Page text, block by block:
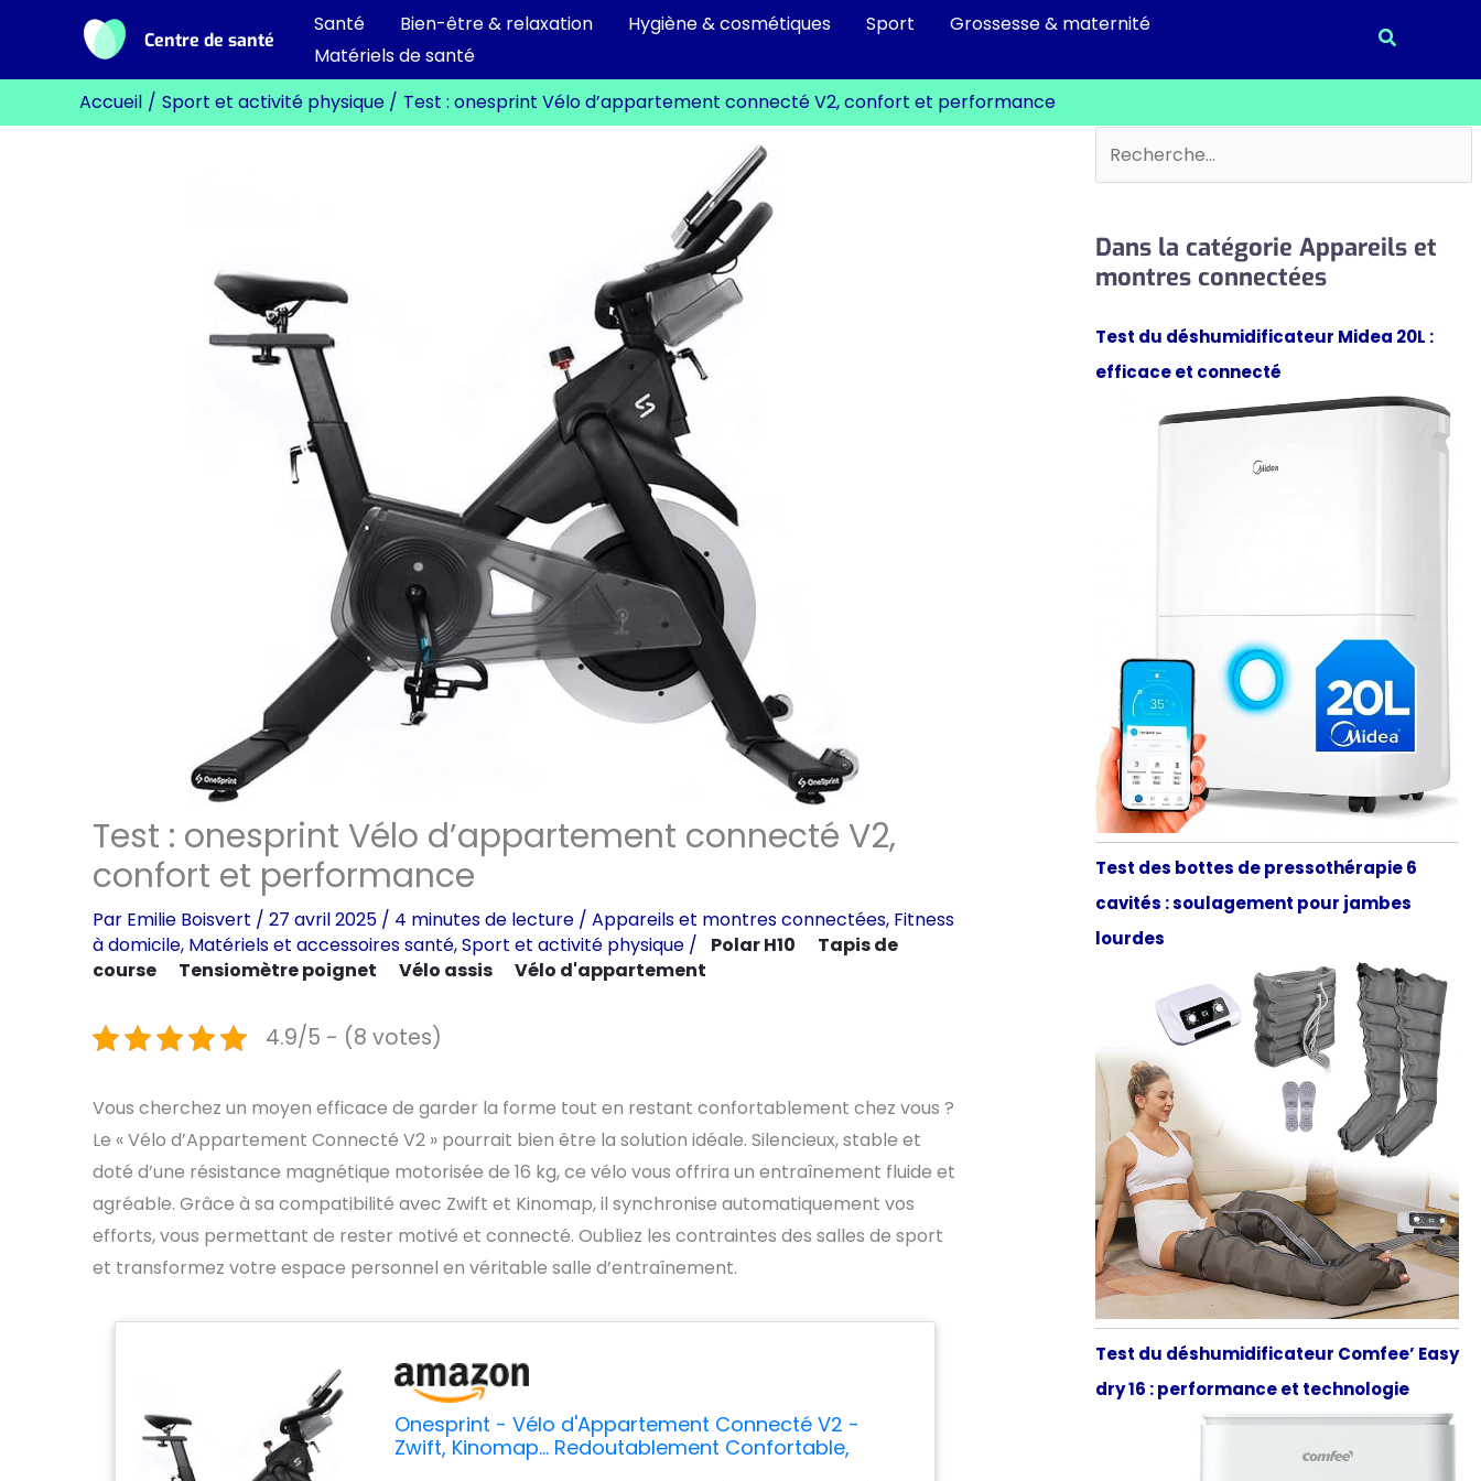
contenu
Centre de santé
Santé Bien-être & relaxation Hygiène & cosmétiques Sport
Grossesse & maternité
Matériels de santé
Accueil Sport et activité physique Test : onesprint Vélo d’appartement connecté V2, confort et performance
Test : onesprint Vélo d’appartement connecté V2,
confort et performance
Par Emilie Boisvert / 27 avril 2025 / 4 minutes de lecture / Appareils et montres connectées, Fitness
à domicile, Matériels et accessoires santé,Sport et activité physique / Polar H10
Tapis de
course
Tensiomètre poignet Vélo assis Vélo d'appartement
4.9/5 - (8 votes)
Vous cherchez un moyen efficace de garder la forme tout en restant confortablement chez vous ?
Le « Vélo d’Appartement Connecté V2 » pourrait bien être la solution idéale. Silencieux, stable et
doté d’une résistance magnétique motorisée de 16 kg, ce vélo vous offrira un entraînement fluide et
agréable. Grâce à sa compatibilité avec Zwift et Kinomap, il synchronise automatiquement vos
efforts, vous permettant de rester motivé et connecté. Oubliez les contraintes des salles de sport
et transformez votre espace personnel en véritable salle d’entraînement.
Onesprint - Vélo d'Appartement Connecté V2 -
Zwift, Kinomap... Redoutablement Confortable,
Rechercher
Dans la catégorie Appareils et
montres connectées
Test du déshumidificateur Midea 20L :
efficace et connecté
Test des bottes de pressothérapie 6
cavités : soulagement pour jambes
lourdes
Test du déshumidificateur Comfee’ Easy
dry 16 : performance et technologie